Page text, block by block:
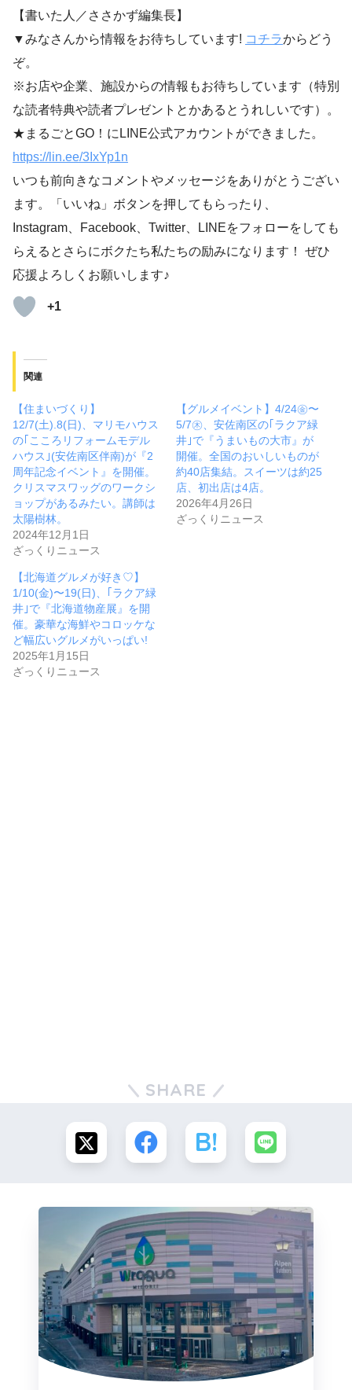
【書いた人／ささかず編集長】
▼みなさんから情報をお待ちしています! コチラからどう
ぞ。
※お店や企業、施設からの情報もお待ちしています（特別
な読者特典や読者プレゼントとかあるとうれしいです）。
★まるごとGO！にLINE公式アカウントができました。
https://lin.ee/3IxYp1n
いつも前向きなコメントやメッセージをありがとうござい
ます。「いいね」ボタンを押してもらったり、
Instagram、Facebook、Twitter、LINEをフォローをしても
らえるとさらにボクたち私たちの励みになります！ ぜひ
応援よろしくお願いします♪
+1
関連
【住まいづくり】
12/7(土).8(日)、マリモハウス
の｢こころリフォームモデル
ハウス｣(安佐南区伴南)が『2
周年記念イベント』を開催。
クリスマスワッグのワークシ
ョップがあるみたい。講師は
太陽樹林。
2024年12月1日
ざっくりニュース
【グルメイベント】4/24㊎〜
5/7㊍、安佐南区の｢ラクア緑
井｣で『うまいもの大市』が
開催。全国のおいしいものが
約40店集結。スイーツは約25
店、初出店は4店。
2026年4月26日
ざっくりニュース
【北海道グルメが好き♡】
1/10(金)〜19(日)、｢ラクア緑
井｣で『北海道物産展』を開
催。豪華な海鮮やコロッケな
ど幅広いグルメがいっぱい!
2025年1月15日
ざっくりニュース
SHARE